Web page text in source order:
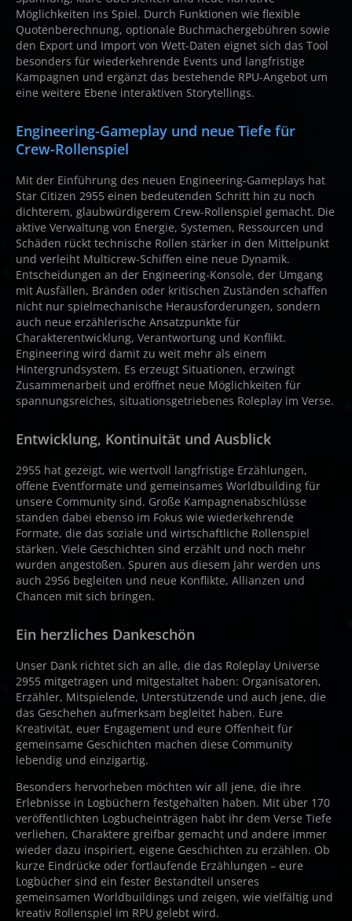
Möglichkeiten ins Spiel. Durch Funktionen wie flexible
Quotenberechnung, optionale Buchmachergebühren sowie
den Export und Import von Wett-Daten eignet sich das Tool
besonders für wiederkehrende Events und langfristige
Kampagnen und ergänzt das bestehende RPU-Angebot um
eine weitere Ebene interaktiven Storytellings.
Engineering-Gameplay und neue Tiefe für
Crew-Rollenspiel
Mit der Einführung des neuen Engineering-Gameplays hat
Star Citizen 2955 einen bedeutenden Schritt hin zu noch
dichterem, glaubwürdigerem Crew-Rollenspiel gemacht. Die
aktive Verwaltung von Energie, Systemen, Ressourcen und
Schäden rückt technische Rollen stärker in den Mittelpunkt
und verleiht Multicrew-Schiffen eine neue Dynamik.
Entscheidungen an der Engineering-Konsole, der Umgang
mit Ausfällen, Bränden oder kritischen Zuständen schaffen
nicht nur spielmechanische Herausforderungen, sondern
auch neue erzählerische Ansatzpunkte für
Charakterentwicklung, Verantwortung und Konflikt.
Engineering wird damit zu weit mehr als einem
Hintergrundsystem. Es erzeugt Situationen, erzwingt
Zusammenarbeit und eröffnet neue Möglichkeiten für
spannungsreiches, situationsgetriebenes Roleplay im Verse.
Entwicklung, Kontinuität und Ausblick
2955 hat gezeigt, wie wertvoll langfristige Erzählungen,
offene Eventformate und gemeinsames Worldbuilding für
unsere Community sind. Große Kampagnenabschlüsse
standen dabei ebenso im Fokus wie wiederkehrende
Formate, die das soziale und wirtschaftliche Rollenspiel
stärken. Viele Geschichten sind erzählt und noch mehr
wurden angestoßen. Spuren aus diesem Jahr werden uns
auch 2956 begleiten und neue Konflikte, Allianzen und
Chancen mit sich bringen.
Ein herzliches Dankeschön
Unser Dank richtet sich an alle, die das Roleplay Universe
2955 mitgetragen und mitgestaltet haben: Organisatoren,
Erzähler, Mitspielende, Unterstützende und auch jene, die
das Geschehen aufmerksam begleitet haben. Eure
Kreativität, euer Engagement und eure Offenheit für
gemeinsame Geschichten machen diese Community
lebendig und einzigartig.
Besonders hervorheben möchten wir all jene, die ihre
Erlebnisse in Logbüchern festgehalten haben. Mit über 170
veröffentlichten Logbucheinträgen habt ihr dem Verse Tiefe
verliehen, Charaktere greifbar gemacht und andere immer
wieder dazu inspiriert, eigene Geschichten zu erzählen. Ob
kurze Eindrücke oder fortlaufende Erzählungen – eure
Logbücher sind ein fester Bestandteil unseres
gemeinsamen Worldbuildings und zeigen, wie vielfältig und
kreativ Rollenspiel im RPU gelebt wird.